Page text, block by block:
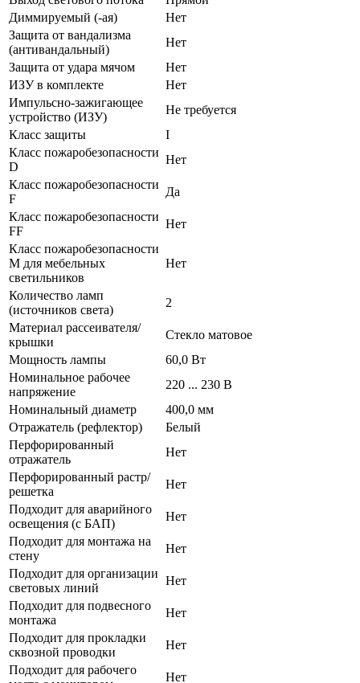
Диммируемый (-ая)
Нет
Защита от вандализма
(антивандальный)
Нет
Защита от удара мячом
Нет
ИЗУ в комплекте
Нет
Импульсно-зажигающее
устройство (ИЗУ)
Не требуется
Класс защиты
I
Класс пожаробезопасности
D
Нет
Класс пожаробезопасности
F
Да
Класс пожаробезопасности
FF
Нет
Класс пожаробезопасности
М для мебельных
светильников
Нет
Количество ламп
(источников света)
2
Материал рассеивателя/
крышки
Стекло матовое
Мощность лампы
60,0 Вт
Номинальное рабочее
напряжение
220 ... 230 В
Номинальный диаметр
400,0 мм
Отражатель (рефлектор)
Белый
Перфорированный
отражатель
Нет
Перфорированный растр/
решетка
Нет
Подходит для аварийного
освещения (с БАП)
Нет
Подходит для монтажа на
стену
Нет
Подходит для организации
световых линий
Нет
Подходит для подвесного
монтажа
Нет
Подходит для прокладки
сквозной проводки
Нет
Подходит для рабочего
Нет